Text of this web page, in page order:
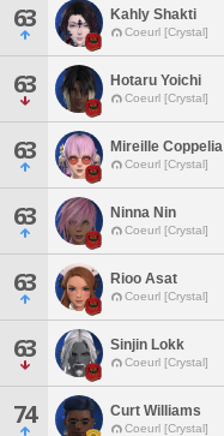
63 Kahly Shakti
Coeurl [Crystal]
63 Hotaru Yoichi
Coeurl [Crystal]
63 Mireille Coppelia
Coeurl [Crystal]
63 Ninna Nin
Coeurl [Crystal]
63 Rioo Asat
Coeurl [Crystal]
63 Sinjin Lokk
Coeurl [Crystal]
74 Curt Williams
Coeurl [Crystal]